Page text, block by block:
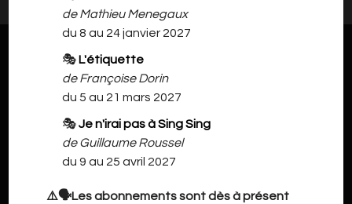
de Mathieu Menegaux
du 8 au 24 janvier 2027
🎭 L'étiquette
de Françoise Dorin
du 5 au 21 mars 2027
🎭Je n'irai pas à Sing Sing
de Guillaume Roussel
du 9 au 25 avril 2027
⚠️🗣️Les abonnements sont dès à présent